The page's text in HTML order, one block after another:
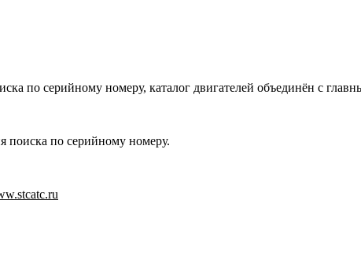
по серийному номеру, каталог двигателей объединён с
поиска по серийному номеру.